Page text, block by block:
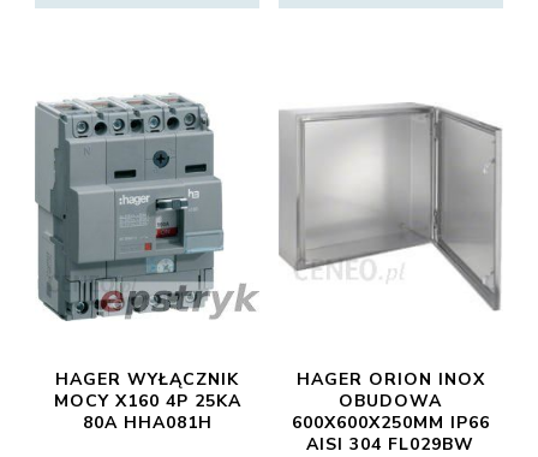
HAGER WYŁĄCZNIK
MOCY X160 4P 25KA
80A HHA081H
HAGER ORION INOX
OBUDOWA
600X600X250MM IP66
AISI 304 FL029BW